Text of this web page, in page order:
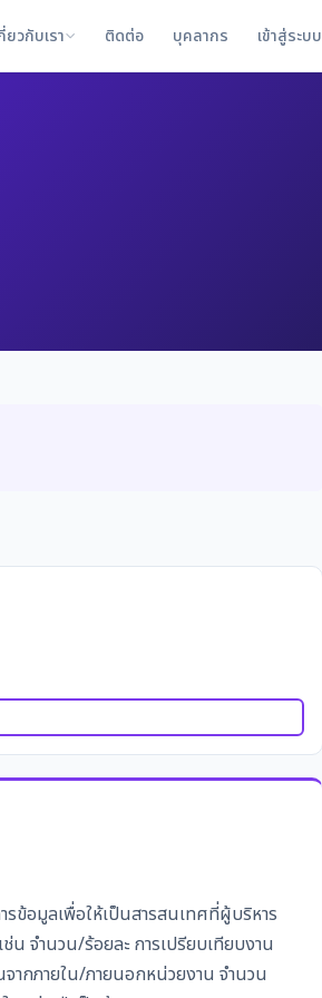
ยวกับเรา ติดต่อ บุคลากร เข้าสู่ระบบ
รข้อมูลเพื่อให้เป็นสารสนเทศที่ผู้บริหาร
น จำนวน/ร้อยละ การเปรียบเทียบงาน
ากภายใน/ภายนอกหน่วยงาน จำนวน